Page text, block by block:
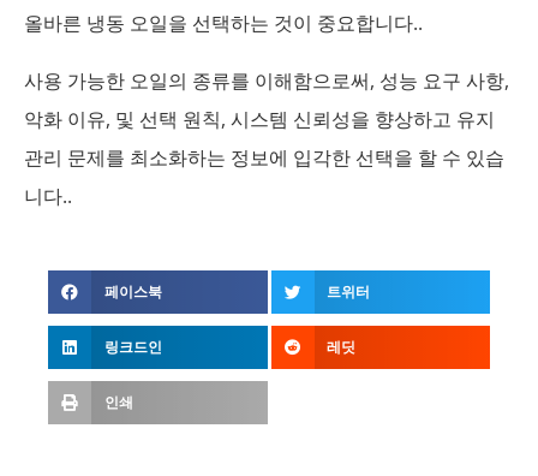
올바른 냉동 오일을 선택하는 것이 중요합니다..
사용 가능한 오일의 종류를 이해함으로써, 성능 요구 사항,
악화 이유, 및 선택 원칙, 시스템 신뢰성을 향상하고 유지
관리 문제를 최소화하는 정보에 입각한 선택을 할 수 있습
니다..
페이스북 트위터
링크드인 레딧
인쇄